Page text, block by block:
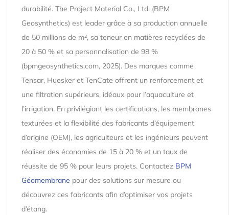
durabilité. The Project Material Co., Ltd. (BPM
Geosynthetics) est leader grâce à sa production annuelle
de 50 millions de m², sa teneur en matières recyclées de
20 à 50 % et sa personnalisation de 98 %
(bpmgeosynthetics.com, 2025). Des marques comme
Tensar, Huesker et TenCate offrent un renforcement et
une filtration supérieurs, idéaux pour l’aquaculture et
l’irrigation. En privilégiant les certifications, les membranes
texturées et la flexibilité des fabricants d’équipement
d’origine (OEM), les agriculteurs et les ingénieurs peuvent
réaliser des économies de 15 à 20 % et un taux de
réussite de 95 % pour leurs projets. Contactez BPM
Géomembrane pour des solutions sur mesure ou
découvrez ces fabricants afin d’optimiser vos projets
d’étang.